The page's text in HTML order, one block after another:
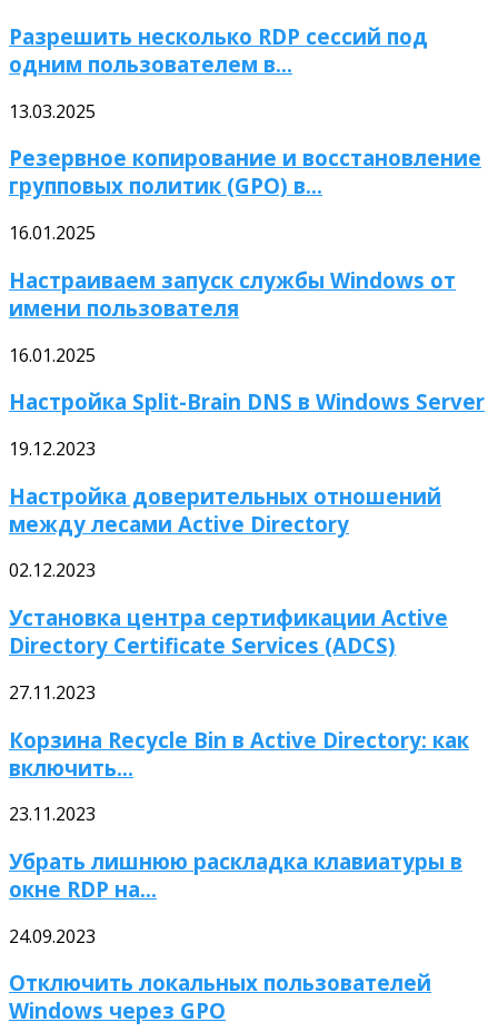
Разрешить несколько RDP сессий под
одним пользователем в...
13.03.2025
Резервное копирование и восстановление
групповых политик (GPO) в...
16.01.2025
Настраиваем запуск службы Windows от
имени пользователя
16.01.2025
Настройка Split-Brain DNS в Windows Server
19.12.2023
Настройка доверительных отношений
между лесами Active Directory
02.12.2023
Установка центра сертификации Active
Directory Certificate Services (ADCS)
27.11.2023
Корзина Recycle Bin в Active Directory: как
включить...
23.11.2023
Убрать лишнюю раскладка клавиатуры в
окне RDP на...
24.09.2023
Отключить локальных пользователей
Windows через GPO